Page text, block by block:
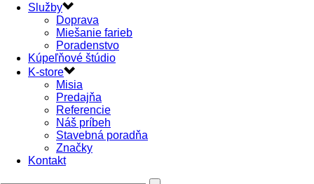
Služby
Doprava
Miešanie farieb
Poradenstvo
Kúpeľňové štúdio
K-store
Misia
Predajňa
Referencie
Náš príbeh
Stavebná poradňa
Značky
Kontakt